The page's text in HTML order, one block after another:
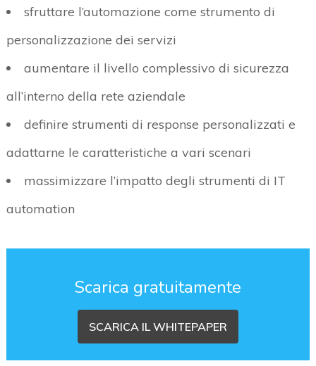
sfruttare l’automazione come strumento di
personalizzazione dei servizi
aumentare il livello complessivo di sicurezza
all’interno della rete aziendale
definire strumenti di response personalizzati e
adattarne le caratteristiche a vari scenari
massimizzare l’impatto degli strumenti di IT
automation
Scarica gratuitamente
SCARICA IL WHITEPAPER